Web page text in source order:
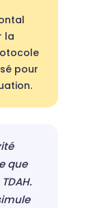
la
pour
que